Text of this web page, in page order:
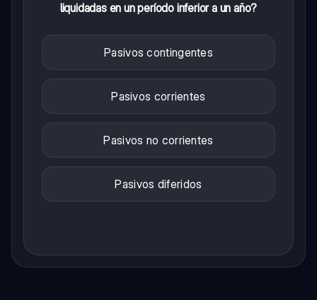
liquidadas en un período inferior a un año?
Pasivos contingentes
Pasivos corrientes
Pasivos no corrientes
Pasivos diferidos